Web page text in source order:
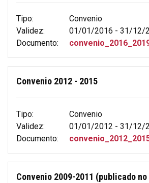
Tipo:
Convenio
Validez:
01/01/2016 - 31/12/
Documento:
Convenio 2012 - 2015
Tipo:
Convenio
Validez:
01/01/2012 - 31/12/
Documento:
Convenio 2009-2011 (publicado no